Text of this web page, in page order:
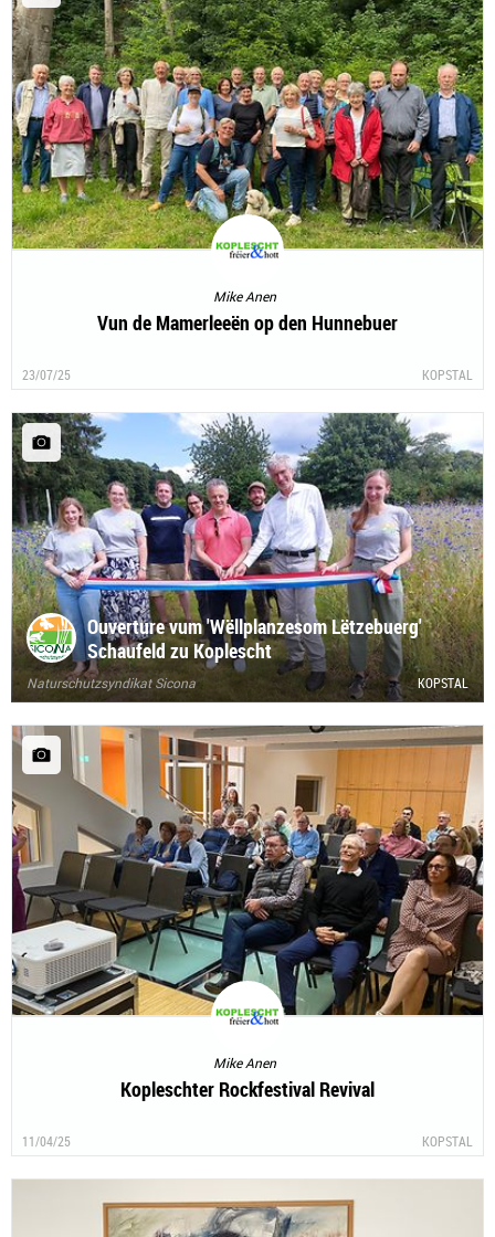
Mike Anen
Vun de Mamerleeën op den Hunnebuer
23/07/25 KOPSTAL
Ouverture vum 'Wëllplanzesom Lëtzebuerg'
Schaufeld zu Koplescht
Naturschutzsyndikat Sicona KOPSTAL
Mike Anen
Kopleschter Rockfestival Revival
11/04/25 KOPSTAL